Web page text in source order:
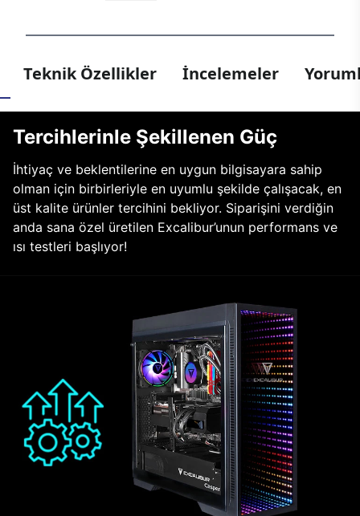
Teknik Özellikler İncelemeler
Tercihlerinle Şekillenen Güç
İhtiyaç ve beklentilerine en uygun bilgisayara sahip
olman için birbirleriyle en uyumlu şekilde çalışacak, en
üst kalite ürünler tercihini bekliyor. Siparişini verdiğin
anda sana özel üretilen Excalibur’unun performans ve
ısı testleri başlıyor!